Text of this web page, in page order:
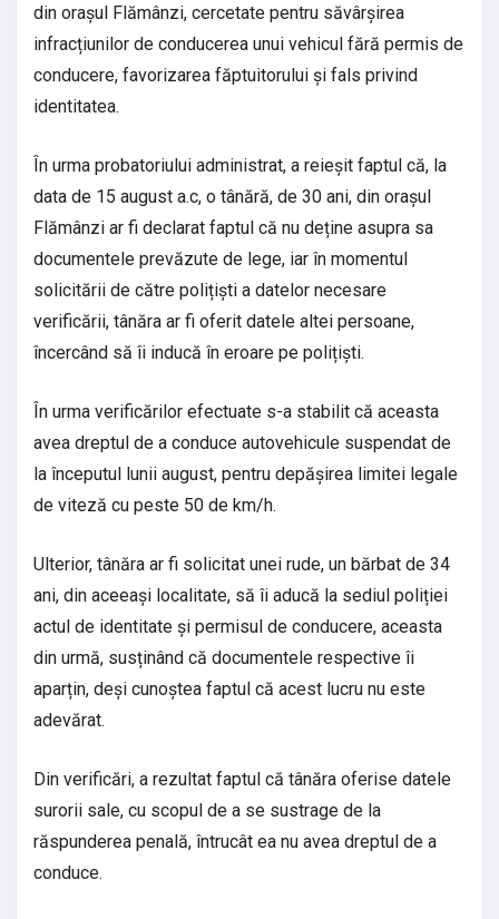
din orașul Flămânzi, cercetate pentru săvârșirea
infracțiunilor de conducerea unui vehicul fără permis de
conducere, favorizarea făptuitorului și fals privind
identitatea.
În urma probatoriului administrat, a reieșit faptul că, la
data de 15 august a.c, o tânără, de 30 ani, din orașul
Flămânzi ar fi declarat faptul că nu deține asupra sa
documentele prevăzute de lege, iar în momentul
solicitării de către polițiști a datelor necesare
verificării, tânăra ar fi oferit datele altei persoane,
încercând să îi inducă în eroare pe polițiști.
În urma verificărilor efectuate s-a stabilit că aceasta
avea dreptul de a conduce autovehicule suspendat de
la începutul lunii august, pentru depășirea limitei legale
de viteză cu peste 50 de km/h.
Ulterior, tânăra ar fi solicitat unei rude, un bărbat de 34
ani, din aceeași localitate, să îi aducă la sediul poliției
actul de identitate și permisul de conducere, aceasta
din urmă, susținând că documentele respective îi
aparțin, deși cunoștea faptul că acest lucru nu este
adevărat.
Din verificări, a rezultat faptul că tânăra oferise datele
surorii sale, cu scopul de a se sustrage de la
răspunderea penală, întrucât ea nu avea dreptul de a
conduce.